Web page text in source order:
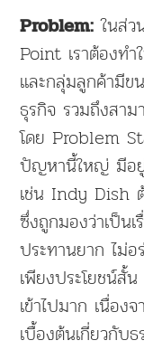
Problem: ในส่
Point เราต้องท
และกลุ่มลูกค้ามีข
ธุรกิจ รวมถึงสา
โดย Problem
ปัญหานี้ใหญ่ มีอยู่
เช่น Indy Dish
ซึ่งถูกมองว่าเป็น
ประทานยาก ไม่
เพียงประโยชน์สั้
เข้าไปมาก เนื่อง
เบื้องต้นเกี่ยวกับ